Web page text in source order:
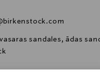
sandales, ādas